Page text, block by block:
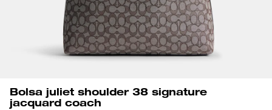
Bolsa juliet shoulder 38 signature
jacquard coach